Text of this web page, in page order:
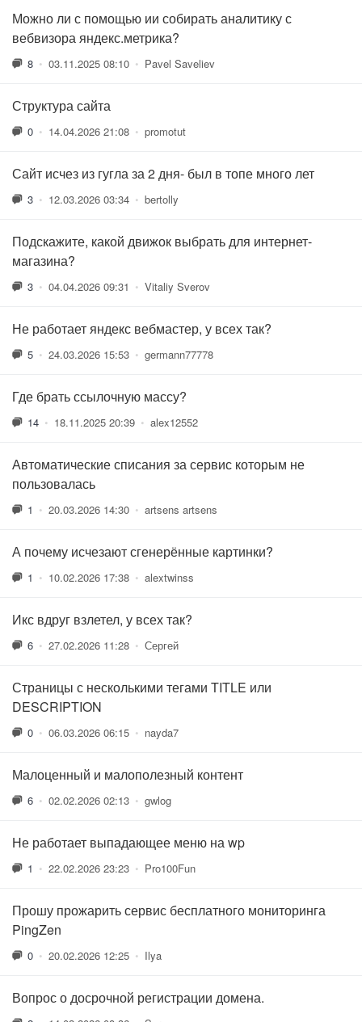
Можно ли с помощью ии собирать аналитику с
вебвизора яндекс.метрика?
8 • 03.11.2025 08:10 • Pavel Saveliev
Структура сайта
0 • 14.04.2026 21:08 • promotut
Сайт исчез из гугла за 2 дня- был в топе много лет
3 • 12.03.2026 03:34 • bertolly
Подскажите, какой движок выбрать для интернет-
магазина?
3 • 04.04.2026 09:31 • Vitaliy Sverov
Не работает яндекс вебмастер, у всех так?
5 • 24.03.2026 15:53 • germann77778
Где брать ссылочную массу?
14 • 18.11.2025 20:39 • alex12552
Автоматические списания за сервис которым не
пользовалась
1 • 20.03.2026 14:30 • artsens artsens
А почему исчезают сгенерённые картинки?
1 • 10.02.2026 17:38 • alextwinss
Икс вдруг взлетел, у всех так?
6 • 27.02.2026 11:28 • Сергей
Страницы с несколькими тегами TITLE или
DESCRIPTION
0 • 06.03.2026 06:15 • nayda7
Малоценный и малополезный контент
6 • 02.02.2026 02:13 • gwlog
Не работает выпадающее меню на wp
1 • 22.02.2026 23:23 • Pro100Fun
Прошу прожарить сервис бесплатного мониторинга
PingZen
0 • 20.02.2026 12:25 • Ilya
Вопрос о досрочной регистрации домена.